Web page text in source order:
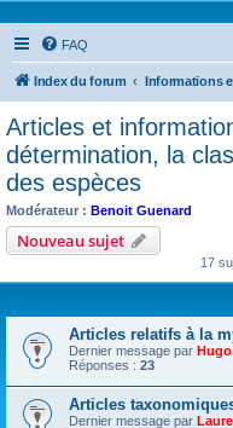
FAQ
Index du forum
Articles et
détermination, la
des espèces
Modérateur : Benoit Guenard
Nouveau sujet
17
Articles relatifs à la
Dernier message par Hugo
Réponses : 23
Articles
Dernier message par